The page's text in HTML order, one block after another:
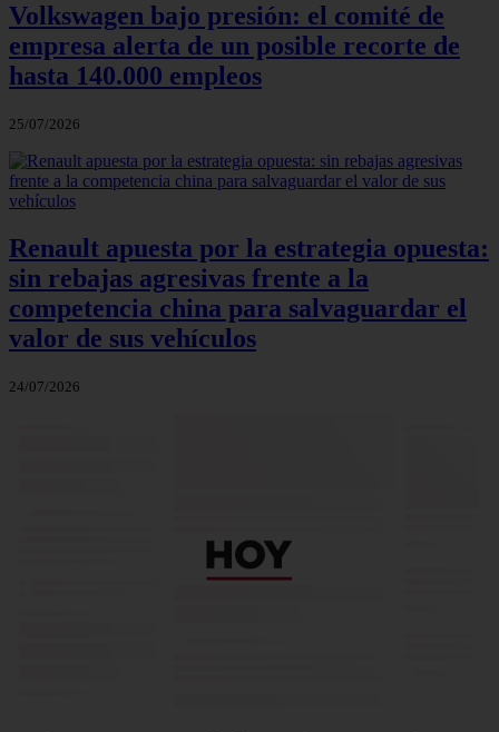
Volkswagen bajo presión: el comité de
empresa alerta de un posible recorte de
hasta 140.000 empleos
25/07/2026
Renault apuesta por la estrategia opuesta:
sin rebajas agresivas frente a la
competencia china para salvaguardar el
valor de sus vehículos
24/07/2026